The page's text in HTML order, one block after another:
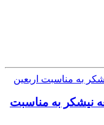
نیشکر به مناسبت